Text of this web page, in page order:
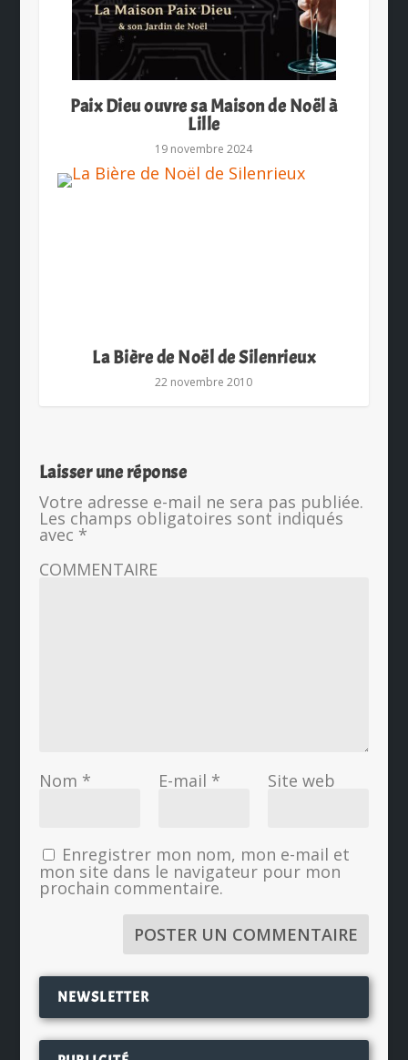
Paix Dieu ouvre sa Maison de Noël à
Lille
19 novembre 2024
La Bière de Noël de Silenrieux
22 novembre 2010
Laisser une réponse
Votre adresse e-mail ne sera pas publiée.
Les champs obligatoires sont indiqués
avec *
COMMENTAIRE
Nom * E-mail * Site web
Enregistrer mon nom, mon e-mail et
mon site dans le navigateur pour mon
prochain commentaire.
NEWSLETTER